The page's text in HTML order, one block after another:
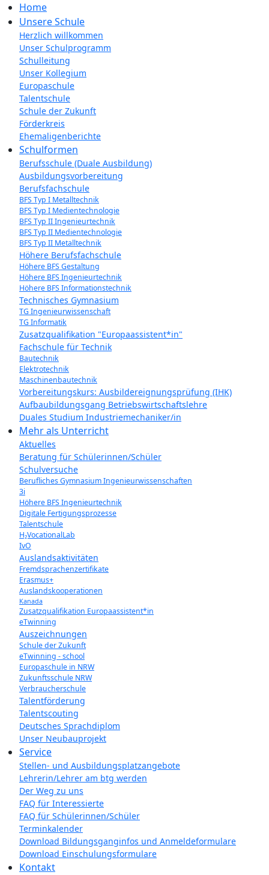
Home
Unsere Schule
Herzlich willkommen
Unser Schulprogramm
Schulleitung
Unser Kollegium
Europaschule
Talentschule
Schule der Zukunft
Förderkreis
Ehemaligenberichte
Schulformen
Berufsschule (Duale Ausbildung)
Ausbildungsvorbereitung
Berufsfachschule
BFS Typ I Metalltechnik
BFS Typ I Medientechnologie
BFS Typ II Ingenieurtechnik
BFS Typ II Medientechnologie
BFS Typ II Metalltechnik
Höhere Berufsfachschule
Höhere BFS Gestaltung
Höhere BFS Ingenieurtechnik
Höhere BFS Informationstechnik
Technisches Gymnasium
TG Ingenieurwissenschaft
TG Informatik
Zusatzqualifikation "Europaassistent*in"
Fachschule für Technik
Bautechnik
Elektrotechnik
Maschinenbautechnik
Vorbereitungskurs: Ausbildereignungsprüfung (IHK)
Aufbaubildungsgang Betriebswirtschaftslehre
Duales Studium Industriemechaniker/in
Mehr als Unterricht
Aktuelles
Beratung für Schülerinnen/Schüler
Schulversuche
Berufliches Gymnasium Ingenieurwissenschaften
3i
Höhere BFS Ingenieurtechnik
Digitale Fertigungsprozesse
Talentschule
H₂VocationalLab
IvO
Auslandsaktivitäten
Fremdsprachenzertifikate
Erasmus+
Auslandskooperationen
Kanada
Zusatzqualifikation Europaassistent*in
eTwinning
Auszeichnungen
Schule der Zukunft
eTwinning - school
Europaschule in NRW
Zukunftsschule NRW
Verbraucherschule
Talentförderung
Talentscouting
Deutsches Sprachdiplom
Unser Neubauprojekt
Service
Stellen- und Ausbildungsplatzangebote
Lehrerin/Lehrer am btg werden
Der Weg zu uns
FAQ für Interessierte
FAQ für Schülerinnen/Schüler
Terminkalender
Download Bildungsganginfos und Anmeldeformulare
Download Einschulungsformulare
Kontakt